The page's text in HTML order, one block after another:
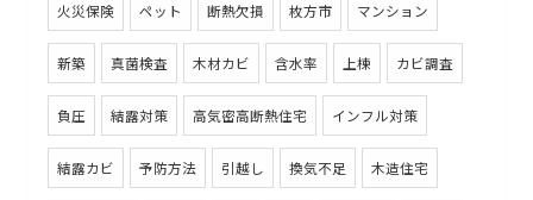
火災保険 ペット 断熱欠損 枚方市 マンション
新築 真菌検査 木材カビ 含水率 上棟 カビ調査
負圧 結露対策 高気密高断熱住宅 インフル対策
結露カビ 予防方法 引越し 換気不足 木造住宅